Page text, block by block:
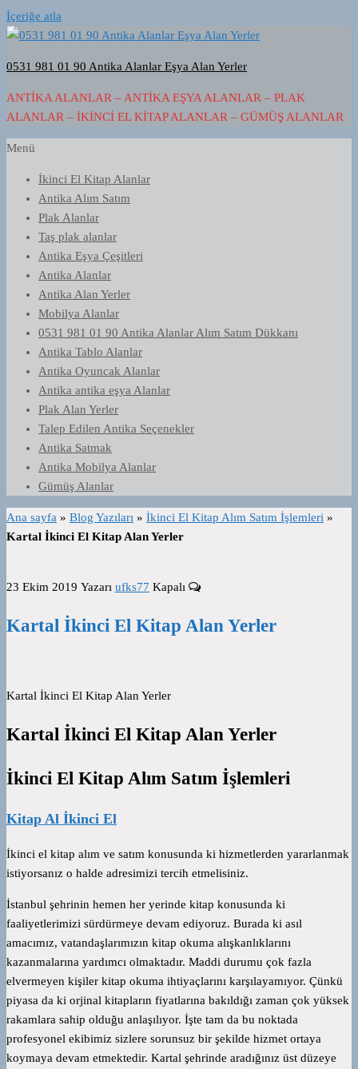
İçeriğe atla
0531 981 01 90 Antika Alanlar Eşya Alan Yerler
ANTIKA ALANLAR – ANTIKA EŞYA ALANLAR – PLAK
ALANLAR – İKINCI EL KITAP ALANLAR – GÜMÜŞ ALANLAR
Menü
İkinci El Kitap Alanlar
Antika Alım Satım
Plak Alanlar
Taş plak alanlar
Antika Eşya Çeşitleri
Antika Alanlar
Antika Alan Yerler
Mobilya Alanlar
0531 981 01 90 Antika Alanlar Alım Satım Dükkanı
Antika Tablo Alanlar
Antika Oyuncak Alanlar
Antika antika eşya Alanlar
Plak Alan Yerler
Talep Edilen Antika Seçenekler
Antika Satmak
Antika Mobilya Alanlar
Gümüş Alanlar
Ana sayfa » Blog Yazıları » İkinci El Kitap Alım Satım İşlemleri »
Kartal İkinci El Kitap Alan Yerler
23 Ekim 2019 Yazarı ufks77 Kapalı
Kartal İkinci El Kitap Alan Yerler
Kartal İkinci El Kitap Alan Yerler
Kartal İkinci El Kitap Alan Yerler
İkinci El Kitap Alım Satım İşlemleri
Kitap Al İkinci El
İkinci el kitap alım ve satım konusunda ki hizmetlerden yararlanmak
istiyorsanız o halde adresimizi tercih etmelisiniz.
İstanbul şehrinin hemen her yerinde kitap konusunda ki
faaliyetlerimizi sürdürmeye devam ediyoruz. Burada ki asıl
amacımız, vatandaşlarımızın kitap okuma alışkanlıklarını
kazanmalarına yardımcı olmaktadır. Maddi durumu çok fazla
elvermeyen kişiler kitap okuma ihtiyaçlarını karşılayamıyor. Çünkü
piyasa da ki orjinal kitapların fiyatlarına bakıldığı zaman çok yüksek
rakamlara sahip olduğu anlaşılıyor. İşte tam da bu noktada
profesyonel ekibimiz sizlere sorunsuz bir şekilde hizmet ortaya
koymaya devam etmektedir. Kartal şehrinde aradığınız üst düzeye